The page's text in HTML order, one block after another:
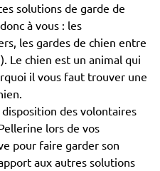
solutions de garde de
à vous : les
les gardes de chien entre
Le chien est un animal qui
il vous faut trouver une
des volontaires
lors de vos
pour faire garder son
aux autres solutions